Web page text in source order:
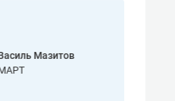
Мазитов